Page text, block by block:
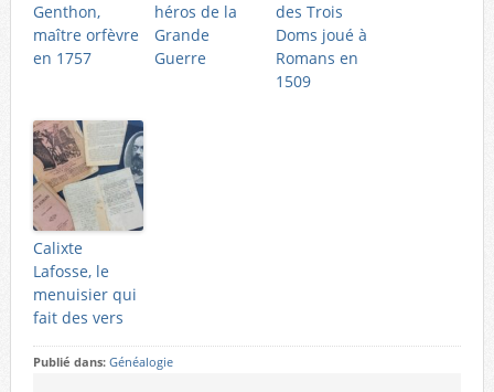
Genthon,
maître orfèvre
en 1757
héros de la
Grande
Guerre
des Trois
Doms joué à
Romans en
1509
Calixte
Lafosse, le
menuisier qui
fait des vers
Publié dans: Généalogie